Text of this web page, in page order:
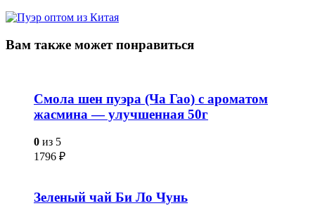
Вам также может понравиться
Смола шен пуэра (Ча Гао) с ароматом
жасмина — улучшенная 50г
0 из 5
1796 ₽
Зеленый чай Би Ло Чунь